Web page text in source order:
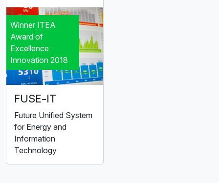
Winner ITEA
Award of
Excellence
Innovation 2018
FUSE-IT
Future Unified System
for Energy and
Information
Technology